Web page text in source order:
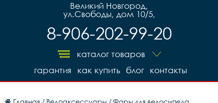
Великий Новгород,
ул.Свободы, дом 10/5,
8-906-202-99-20
каталог товаров
контакты
блог
как купить
гарантия
Главная / Велоаксессуары /Фары для велосипеда